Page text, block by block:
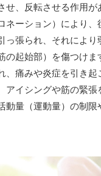
せ、反転させる作用が
ネーション）により、
っ張られ、それにより
の起始部）を傷つけま
、痛みや炎症を引き起
アイシングや筋の緊張
動量（運動量）の制